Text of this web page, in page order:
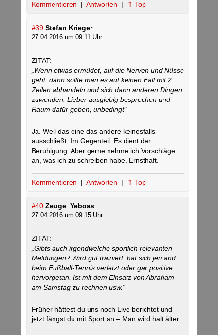
Kommentieren | Antworten | ⇑ Top
#39 Stefan Krieger
27.04.2016 um 09:11 Uhr
ZITAT:
„Wenn etwas ermüdet, auf die Nerven und Nüsse
geht, dann sollte man es auf keinen Fall mit 2
Zeilen abhandeln und sich dann anderen Dingen
zuwenden. Lieber ausgiebig besprechen und
Raum dafür geben, unbedingt“
Ja. Weil das eine das andere keinesfalls
ausschließt. Im Gegenteil. Es dient der
Beruhigung. Aber gerne nehme ich Vorschläge
an, was ich zu schreiben habe. Ernsthaft.
Kommentieren | Antworten | ⇑ Top
#40 Zeuge_Yeboas
27.04.2016 um 09:15 Uhr
ZITAT:
„Gibts auch irgendwelche sportlich relevanten
Meldungen? Wird gut trainiert, hat sich jemand
beim Fußball-Tennis verletzt oder gar positive
hervorgetan. Ist mit dem Einsatz von Abraham
am Samstag zu rechnen usw.“
Früher hättest du uns noch Live berichtet und
jetzt fängst du mit Sport an – Man wird halt älter